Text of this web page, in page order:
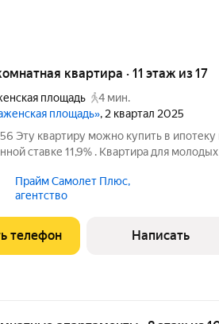
квартира · 11 этаж из 17
площадь
4 мин.
площадь», 2 квартал 2025
Эту квартиру можно купить в ипотеку
ставке 11,9% . Квартира для
площадь 25,22м (спальня 11,8м2 +
из
Прайм Самолет Плюс,
агентство
телефон Написать